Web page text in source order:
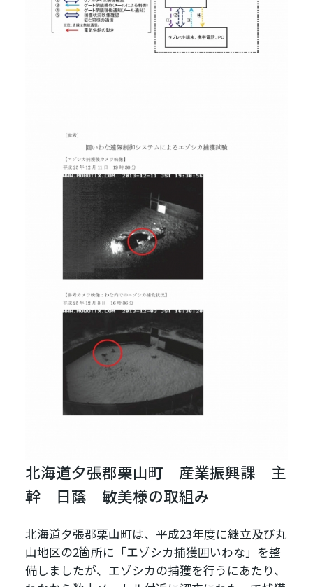
北海道夕張郡栗山町 産業振興課 主
幹 日蔭 敏美様の取組み
北海道夕張郡栗山町は、平成23年度に継立及び丸
山地区の2箇所に「エゾシカ捕獲囲いわな」を整
備しましたが、エゾシカの捕獲を行うにあたり、